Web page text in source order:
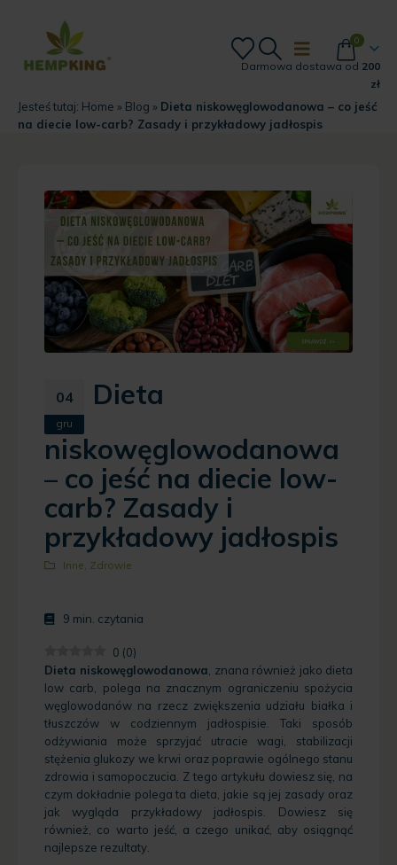
0
Darmowa dostawa od 200
zł
Jesteś tutaj: Home » Blog » Dieta niskowęglowodanowa – co jeść
na diecie low-carb? Zasady i przykładowy jadłospis
04
gru
Dieta
niskowęglowodanowa
– co jeść na diecie low-
carb? Zasady i
przykładowy jadłospis
Inne Zdrowie
9 min. czytania
0 (0)
Dieta niskowęglowodanowa, znana również jako dieta
low carb, polega na znacznym ograniczeniu spożycia
węglowodanów na rzecz zwiększenia udziału białka i
tłuszczów w codziennym jadłospisie. Taki sposób
odżywiania może sprzyjać utracie wagi, stabilizacji
stężenia glukozy we krwi oraz poprawie ogólnego stanu
zdrowia i samopoczucia. Z tego artykułu dowiesz się, na
czym dokładnie polega ta dieta, jakie są jej zasady oraz
jak wygląda przykładowy jadłospis. Dowiesz się
również, co warto jeść, a czego unikać, aby osiągnąć
najlepsze rezultaty.